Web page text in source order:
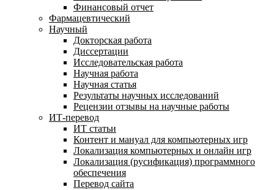
Финансовый отчет
Фармацевтический
Научный
Докторская работа
Диссертации
Исследовательская работа
Научная работа
Научная статья
Результаты научных исследований
Рецензии отзывы на научные работы
ИТ-перевод
ИТ статьи
Контент и мануал для компьютерных игр
Локализация компьютерных и онлайн игр
Локализация (русификация) программного
обеспечения
Перевод сайта